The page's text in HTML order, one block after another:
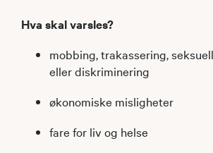
Hva ​​skal varsles?
mobbing, trakassering,
eller diskriminering
økonomiske misligheter
fare for liv og helse ​